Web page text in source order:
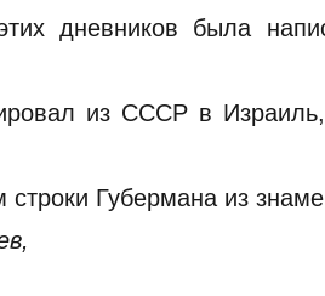
дневников была
из СССР в
Губермана из